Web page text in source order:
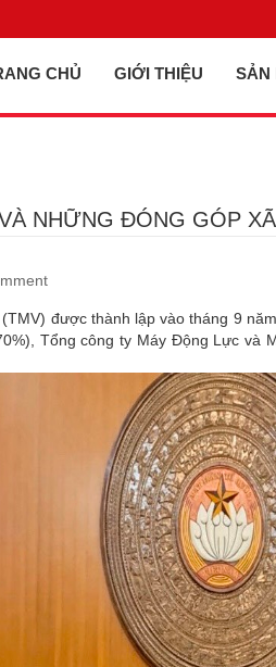
CHỦ GIỚI THIỆU SẢN
NHỮNG ĐÓNG GÓP
được thành lập vào tháng 9
Tổng công ty Máy Động Lực và